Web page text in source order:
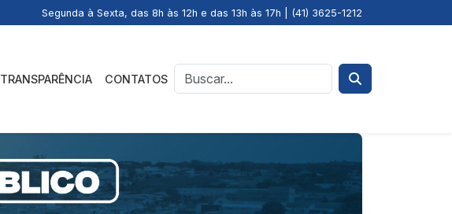
Segunda à Sexta, das 8h às 12h e das 13h às 17h | (41) 3625-1212
TRANSPARÊNCIA CONTATOS